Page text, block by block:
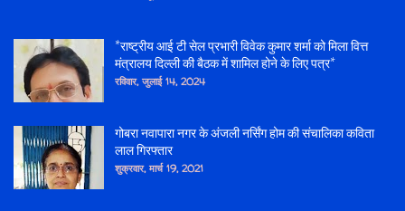
*राष्ट्रीय आई टी सेल प्रभारी विवेक कुमार शर्मा को मिला वित्त
मंत्रालय दिल्ली की बैठक में शामिल होने के लिए पत्र*
रविवार, जुलाई 14, 2024
गोबरा नवापारा नगर के अंजली नर्सिंग होम की संचालिका कविता
लाल गिरफ्तार
शुक्रवार, मार्च 19, 2021